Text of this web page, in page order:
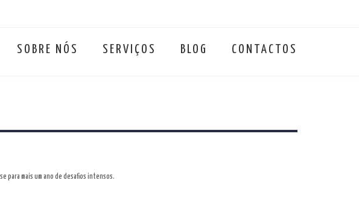
SOBRE NÓS SERVIÇOS BLOG CONTACTOS
para mais um ano de desafios intensos.